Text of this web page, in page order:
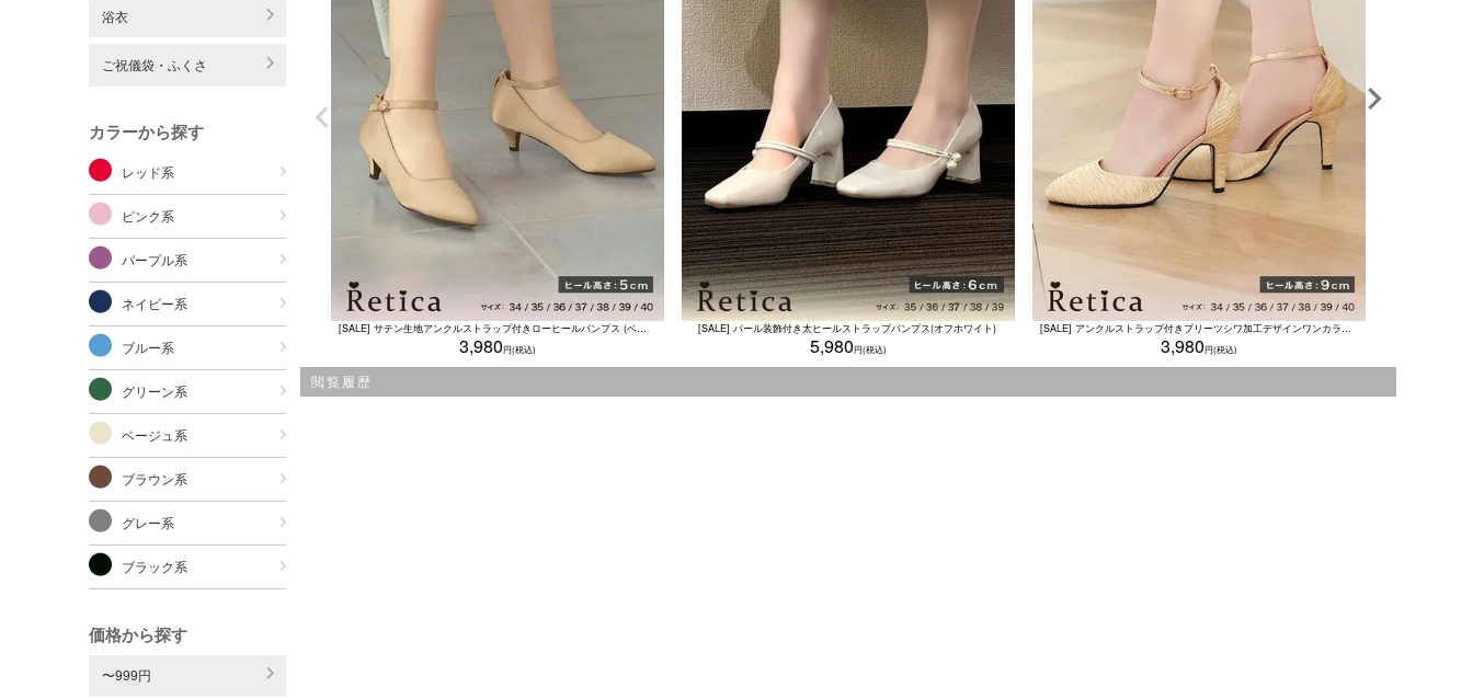
浴衣
ご祝儀袋・ふくさ
カラーから探す
レッド系
ピンク系
パープル系
ネイビー系
ブルー系
グリーン系
ベージュ系
ブラウン系
グレー系
ブラック系
価格から探す
〜999円
[SALE] サテン生地アンクルストラップ付きローヒールパンプス (ベージュ)
3,980
[SALE] パール装飾付き太ヒールストラップパンプス(オフホワイト)
5,980
[SALE] アンクルストラップ付きプリーツシワ加工デザインワンカラーパンプス (ベージュ)
3,980
閲覧履歴